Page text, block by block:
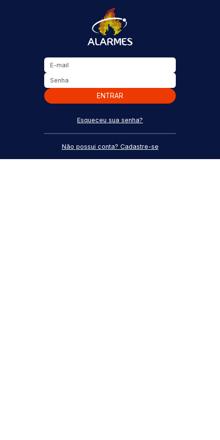
ENTRAR
Esqueceu sua senha?
Não possui conta? Cadastre-se